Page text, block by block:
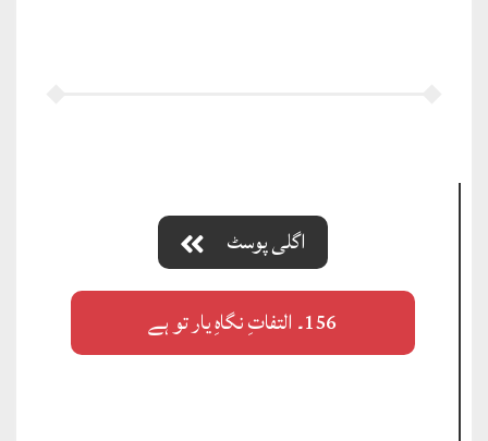
اگلی پوسٹ
156۔ التفاتِ نگاہِ یار تو ہے